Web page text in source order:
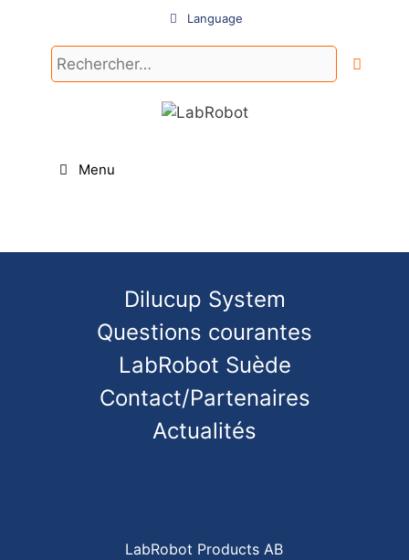
contenu
Language
Rechercher :
Menu
Dilucup System
Questions courantes
LabRobot Suède
Contact/Partenaires
Actualités
LabRobot Products AB